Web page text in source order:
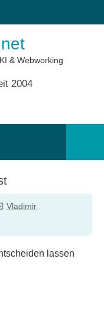
& Webworking
2004
Vladimir
lassen